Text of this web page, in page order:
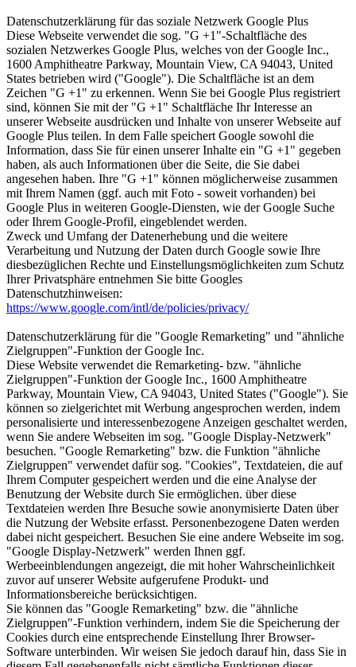
Datenschutzerklärung für das soziale Netzwerk Google Plus
Diese Webseite verwendet die sog. "G +1"-Schaltfläche des
sozialen Netzwerkes Google Plus, welches von der Google Inc.,
1600 Amphitheatre Parkway, Mountain View, CA 94043, United
States betrieben wird ("Google"). Die Schaltfläche ist an dem
Zeichen "G +1" zu erkennen. Wenn Sie bei Google Plus registriert
sind, können Sie mit der "G +1" Schaltfläche Ihr Interesse an
unserer Webseite ausdrücken und Inhalte von unserer Webseite auf
Google Plus teilen. In dem Falle speichert Google sowohl die
Information, dass Sie für einen unserer Inhalte ein "G +1" gegeben
haben, als auch Informationen über die Seite, die Sie dabei
angesehen haben. Ihre "G +1" können möglicherweise zusammen
mit Ihrem Namen (ggf. auch mit Foto - soweit vorhanden) bei
Google Plus in weiteren Google-Diensten, wie der Google Suche
oder Ihrem Google-Profil, eingeblendet werden.
Zweck und Umfang der Datenerhebung und die weitere
Verarbeitung und Nutzung der Daten durch Google sowie Ihre
diesbezüglichen Rechte und Einstellungsmöglichkeiten zum Schutz
Ihrer Privatsphäre entnehmen Sie bitte Googles
Datenschutzhinweisen:
https://www.google.com/intl/de/policies/privacy/
Datenschutzerklärung für die "Google Remarketing" und "ähnliche
Zielgruppen"-Funktion der Google Inc.
Diese Website verwendet die Remarketing- bzw. "ähnliche
Zielgruppen"-Funktion der Google Inc., 1600 Amphitheatre
Parkway, Mountain View, CA 94043, United States ("Google"). Sie
können so zielgerichtet mit Werbung angesprochen werden, indem
personalisierte und interessenbezogene Anzeigen geschaltet werden,
wenn Sie andere Webseiten im sog. "Google Display-Netzwerk"
besuchen. "Google Remarketing" bzw. die Funktion "ähnliche
Zielgruppen" verwendet dafür sog. "Cookies", Textdateien, die auf
Ihrem Computer gespeichert werden und die eine Analyse der
Benutzung der Website durch Sie ermöglichen. über diese
Textdateien werden Ihre Besuche sowie anonymisierte Daten über
die Nutzung der Website erfasst. Personenbezogene Daten werden
dabei nicht gespeichert. Besuchen Sie eine andere Webseite im sog.
"Google Display-Netzwerk" werden Ihnen ggf.
Werbeeinblendungen angezeigt, die mit hoher Wahrscheinlichkeit
zuvor auf unserer Website aufgerufene Produkt- und
Informationsbereiche berücksichtigen.
Sie können das "Google Remarketing" bzw. die "ähnliche
Zielgruppen"-Funktion verhindern, indem Sie die Speicherung der
Cookies durch eine entsprechende Einstellung Ihrer Browser-
Software unterbinden. Wir weisen Sie jedoch darauf hin, dass Sie in